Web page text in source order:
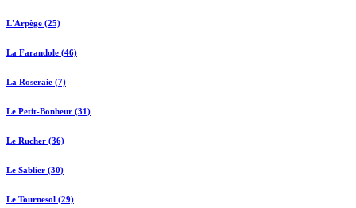
L'Arpège (25)
La Farandole (46)
La Roseraie (7)
Le Petit-Bonheur (31)
Le Rucher (36)
Le Sablier (30)
Le Tournesol (29)